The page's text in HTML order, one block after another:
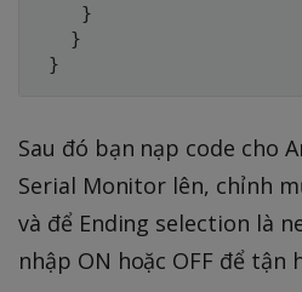
}
}
}
Sau đó bạn nạp code cho
Serial Monitor lên, chỉnh
và để Ending selection là
nhập ON hoặc OFF để tận